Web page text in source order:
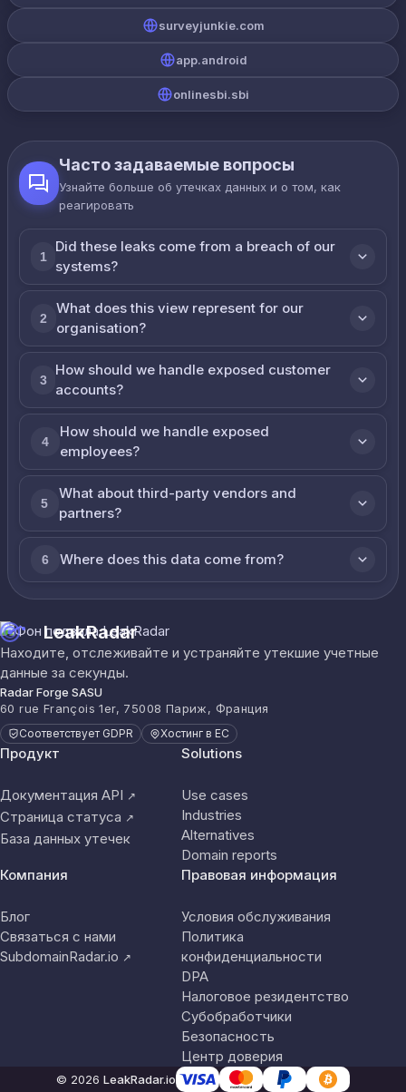
surveyjunkie.com
app.android
onlinesbi.sbi
Часто задаваемые вопросы
Узнайте больше об утечках данных и о том, как
реагировать
1
Did these leaks come from a breach of our
systems?
2
What does this view represent for our
organisation?
3
How should we handle exposed customer
accounts?
4
How should we handle exposed
employees?
5
What about third-party vendors and
partners?
6 Where does this data come from?
LeakRadar
Находите, отслеживайте и устраняйте утекшие учетные
данные за секунды.
Radar Forge SASU
60 rue François 1er, 75008 Париж, Франция
Соответствует GDPR Хостинг в ЕС
Продукт
Документация API ↗
Страница статуса ↗
База данных утечек
Solutions
Use cases
Industries
Alternatives
Domain reports
Компания
Блог
Связаться с нами
SubdomainRadar.io ↗
Правовая информация
Условия обслуживания
Политика
конфиденциальности
DPA
Налоговое резидентство
Субобработчики
Безопасность
Центр доверия
© 2026 LeakRadar.io